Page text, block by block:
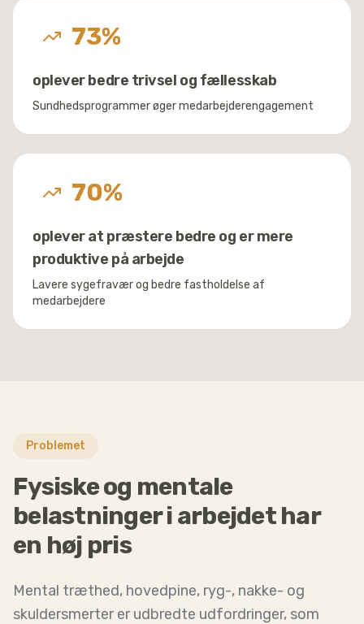
73%
oplever bedre trivsel og fællesskab
Sundhedsprogrammer øger medarbejderengagement
70%
oplever at præstere bedre og er mere
produktive på arbejde
Lavere sygefravær og bedre fastholdelse af
medarbejdere
Problemet
Fysiske og mentale
belastninger i arbejdet har
en høj pris
Mental træthed, hovedpine, ryg-, nakke- og
skuldersmerter er udbredte udfordringer, som